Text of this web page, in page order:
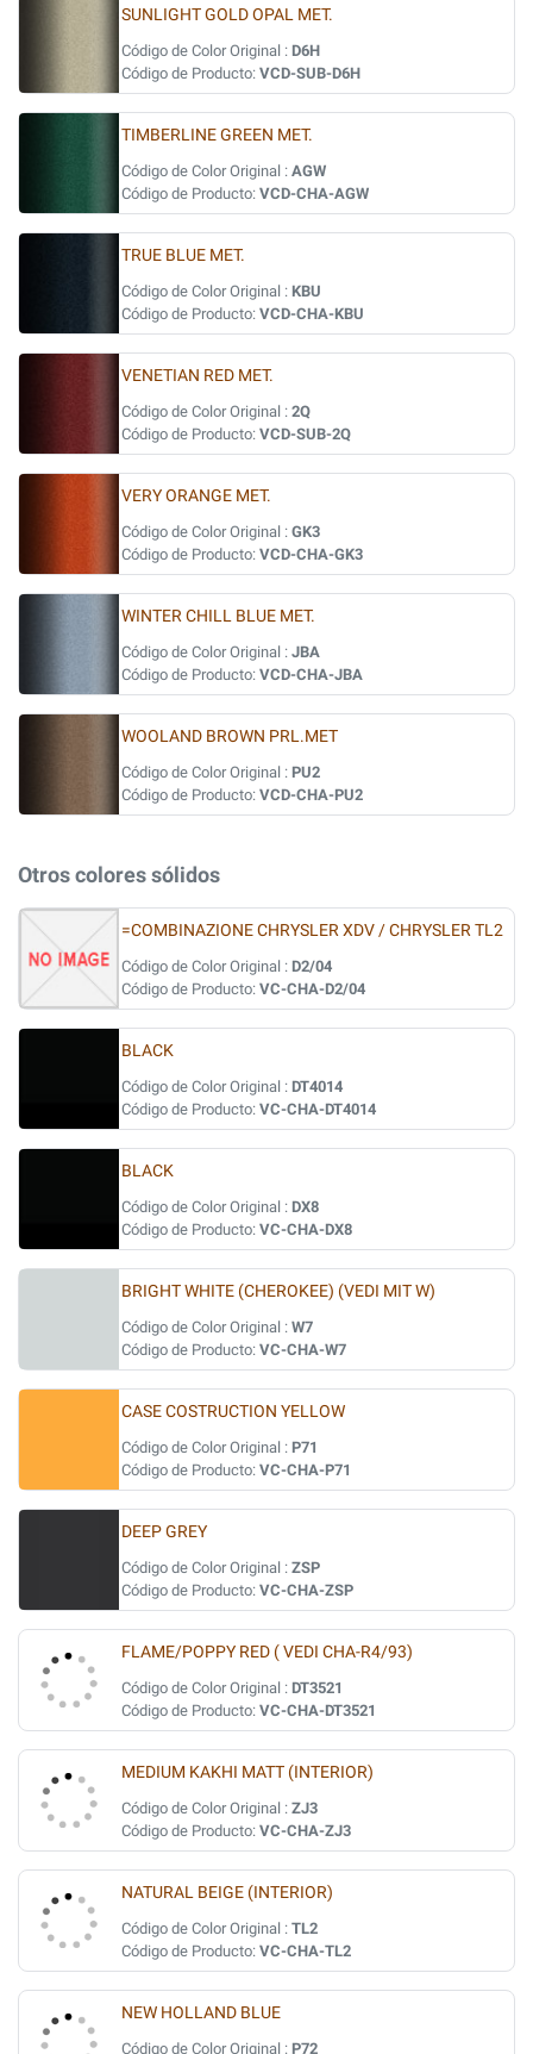
SUNLIGHT GOLD OPAL MET.
Código de Color Original : D6H
Código de Producto: VCD-SUB-D6H
TIMBERLINE GREEN MET.
Código de Color Original : AGW
Código de Producto: VCD-CHA-AGW
TRUE BLUE MET.
Código de Color Original : KBU
Código de Producto: VCD-CHA-KBU
VENETIAN RED MET.
Código de Color Original : 2Q
Código de Producto: VCD-SUB-2Q
VERY ORANGE MET.
Código de Color Original : GK3
Código de Producto: VCD-CHA-GK3
WINTER CHILL BLUE MET.
Código de Color Original : JBA
Código de Producto: VCD-CHA-JBA
WOOLAND BROWN PRL.MET
Código de Color Original : PU2
Código de Producto: VCD-CHA-PU2
Otros colores sólidos
=COMBINAZIONE CHRYSLER XDV / CHRYSLER TL2
Código de Color Original : D2/04
Código de Producto: VC-CHA-D2/04
BLACK
Código de Color Original : DT4014
Código de Producto: VC-CHA-DT4014
BLACK
Código de Color Original : DX8
Código de Producto: VC-CHA-DX8
BRIGHT WHITE (CHEROKEE) (VEDI MIT W)
Código de Color Original : W7
Código de Producto: VC-CHA-W7
CASE COSTRUCTION YELLOW
Código de Color Original : P71
Código de Producto: VC-CHA-P71
DEEP GREY
Código de Color Original : ZSP
Código de Producto: VC-CHA-ZSP
FLAME/POPPY RED ( VEDI CHA-R4/93)
Código de Color Original : DT3521
Código de Producto: VC-CHA-DT3521
MEDIUM KAKHI MATT (INTERIOR)
Código de Color Original : ZJ3
Código de Producto: VC-CHA-ZJ3
NATURAL BEIGE (INTERIOR)
Código de Color Original : TL2
Código de Producto: VC-CHA-TL2
NEW HOLLAND BLUE
Código de Color Original : P72